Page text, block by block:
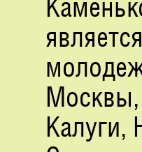
Москвы,
Калуги,